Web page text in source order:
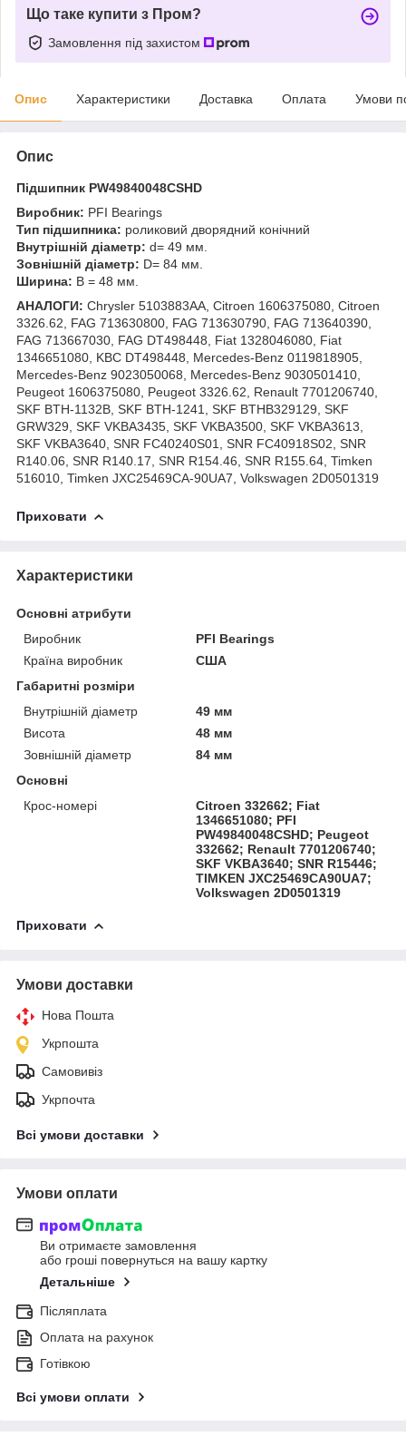
Що таке купити з Пром?
Замовлення під захистом
Опис Характеристики Доставка Оплата Умови
Опис
Підшипник PW49840048CSHD
Виробник: PFI Bearings
Тип підшипника: роликовий дворядний конічний
Внутрішній діаметр: d= 49 мм.
Зовнішній діаметр: D= 84 мм.
Ширина: B = 48 мм.
АНАЛОГИ: Chrysler 5103883AA, Citroen 1606375080, Citroen
3326.62, FAG 713630800, FAG 713630790, FAG 713640390,
FAG 713667030, FAG DT498448, Fiat 1328046080, Fiat
1346651080, KBC DT498448, Mercedes-Benz 0119818905,
Mercedes-Benz 9023050068, Mercedes-Benz 9030501410,
Peugeot 1606375080, Peugeot 3326.62, Renault 7701206740,
SKF BTH-1132B, SKF BTH-1241, SKF BTHB329129, SKF
GRW329, SKF VKBA3435, SKF VKBA3500, SKF VKBA3613,
SKF VKBA3640, SNR FC40240S01, SNR FC40918S02, SNR
R140.06, SNR R140.17, SNR R154.46, SNR R155.64, Timken
516010, Timken JXC25469CA-90UA7, Volkswagen 2D0501319
Приховати
Характеристики
Основні атрибути
Виробник
PFI Bearings
Країна виробник
США
Габаритні розміри
Внутрішній діаметр
49 мм
Висота
48 мм
Зовнішній діаметр
84 мм
Основні
Крос-номері
Citroen 332662; Fiat
1346651080; PFI
PW49840048CSHD; Peugeot
332662; Renault 7701206740;
SKF VKBA3640; SNR R15446;
TIMKEN JXC25469CA90UA7;
Volkswagen 2D0501319
Приховати
Умови доставки
Нова Пошта
Укрпошта
Самовивіз
Укрпочта
Всі умови доставки
Умови оплати
Ви отримаєте замовлення
або гроші повернуться на вашу картку
Детальніше
Післяплата
Оплата на рахунок
Готівкою
Всі умови оплати